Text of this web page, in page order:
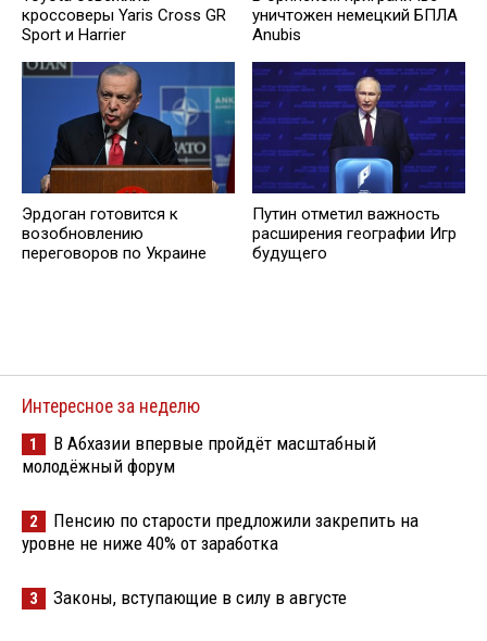
кроссоверы Yaris Cross GR
Sport и Harrier
уничтожен немецкий БПЛА
Anubis
Эрдоган готовится к
возобновлению
переговоров по Украине
Путин отметил важность
расширения географии Игр
будущего
Интересное за неделю
1
В Абхазии впервые пройдёт масштабный
молодёжный форум
2
Пенсию по старости предложили закрепить на
уровне не ниже 40% от заработка
3 Законы, вступающие в силу в августе